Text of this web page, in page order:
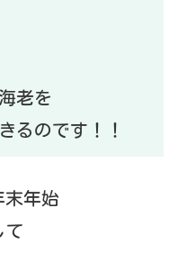
老を
るのです！！
末年始
て